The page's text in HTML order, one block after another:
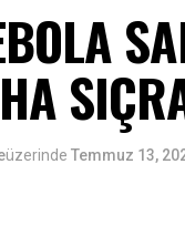
üzerinde Temmuz 13,